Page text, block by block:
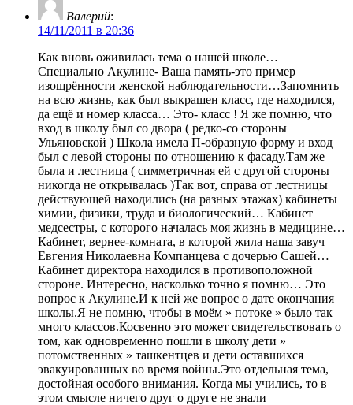
Валерий:
14/11/2011 в 20:36
Как вновь оживилась тема о нашей школе…
Специально Акулине- Ваша память-это пример
изощрённости женской наблюдательности…Запомнить
на всю жизнь, как был выкрашен класс, где находился,
да ещё и номер класса… Это- класс ! Я же помню, что
вход в школу был со двора ( редко-со стороны
Ульяновской ) Школа имела П-образную форму и вход
был с левой стороны по отношению к фасаду.Там же
была и лестница ( симметричная ей с другой стороны
никогда не открывалась )Так вот, справа от лестницы
действующей находились (на разных этажах) кабинеты
химии, физики, труда и биологический… Кабинет
медсестры, с которого началась моя жизнь в медицине…
Кабинет, вернее-комната, в которой жила наша завуч
Евгения Николаевна Компанцева с дочерью Сашей…
Кабинет директора находился в противоположной
стороне. Интересно, насколько точно я помню… Это
вопрос к Акулине.И к ней же вопрос о дате окончания
школы.Я не помню, чтобы в моём » потоке » было так
много классов.Косвенно это может свидетельствовать о
том, как одновременно пошли в школу дети »
потомственных » ташкентцев и дети оставшихся
эвакуированных во время войны.Это отдельная тема,
достойная особого внимания. Когда мы учились, то в
этом смысле ничего друг о друге не знали